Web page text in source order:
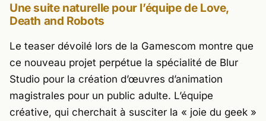
Une suite naturelle pour l’équipe de Love,
Death and Robots
Le teaser dévoilé lors de la Gamescom montre que
ce nouveau projet perpétue la spécialité de Blur
Studio pour la création d’œuvres d’animation
magistrales pour un public adulte. L’équipe
créative, qui cherchait à susciter la « joie du geek »